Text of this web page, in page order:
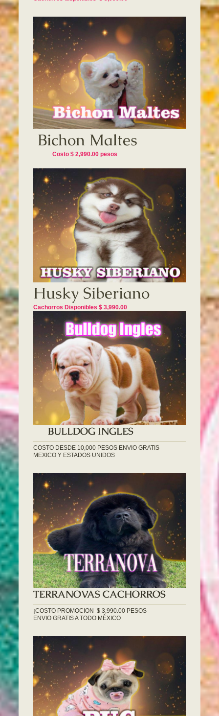
Bichon Maltes
Costo $ 2,990.00 pesos
Husky Siberiano
Cachorros Disponibles $ 3,990.00
BULLDOG INGLES
COSTO DESDE 10,000 PESOS ENVIO GRATIS
MEXICO Y ESTADOS UNIDOS
TERRANOVAS CACHORROS
¡COSTO PROMOCION $ 3,990.00 PESOS
ENVIO GRATIS A TODO MÈXICO